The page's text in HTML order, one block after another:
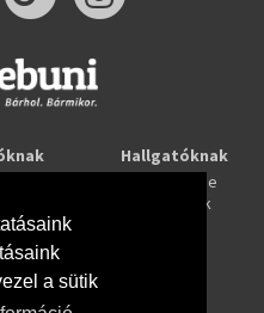
a sütik
Hallgatóknak
Tanulj online
Képzések
tájékoztató